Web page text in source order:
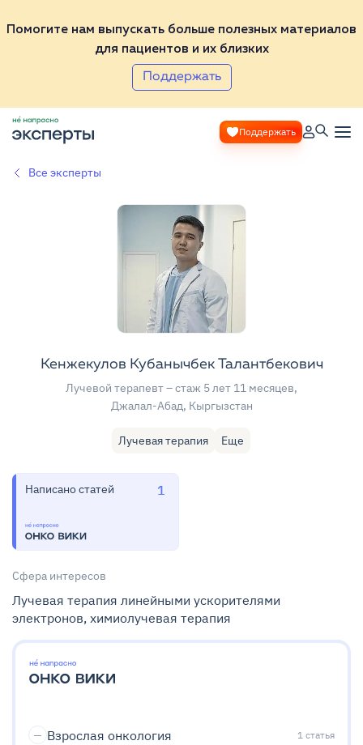
Помогите нам выпускать больше полезных материалов
для пациентов и их близких
Поддержать
Поддержать
Все эксперты
Кенжекулов Кубанычбек Талантбекович
Лучевой терапевт– стаж 5 лет 11 месяцев,
Джалал-Абад, Кыргызстан
Лучевая терапия Еще
1
Написано статей
Сфера интересов
Лучевая терапия линейными ускорителями
электронов, химиолучевая терапия
Взрослая онкология 1 статья